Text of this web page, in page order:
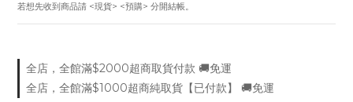
若想先收到商品請 <現貨> <預購> 分開結帳。
全店，全館滿$2000超商取貨付款 🚚免運
全店，全館滿$1000超商純取貨【已付款】 🚚免運